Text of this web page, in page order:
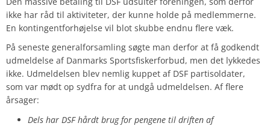
ikke har råd til aktiviteter, der kunne holde på medlemmerne.
En kontingentforhøjelse vil blot skubbe endnu flere væk.
På seneste generalforsamling søgte man derfor at få godkendt
udmeldelse af Danmarks Sportsfiskerforbud, men det lykkedes
ikke. Udmeldelsen blev nemlig kuppet af DSF partisoldater,
som var mødt op sydfra for at undgå udmeldelsen. Af flere
årsager:
Dels har DSF hårdt brug for pengene til driften af